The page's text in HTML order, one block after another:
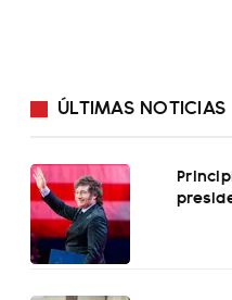
ÚLTIMAS NOTICIAS